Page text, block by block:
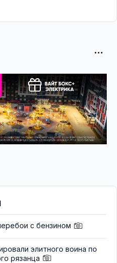
с бензином
элитного воина по
рязанца